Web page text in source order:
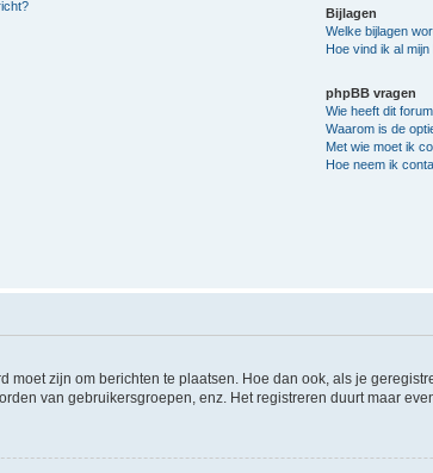
Bijlagen
Welke bijlagen
Hoe vind ik al mijn
phpBB vragen
Wie heeft dit
Waarom is de
Met wie moet ik
Hoe neem ik
moet zijn om berichten te plaatsen. Hoe dan ook, als je
van gebruikersgroepen, enz. Het registreren duurt maar